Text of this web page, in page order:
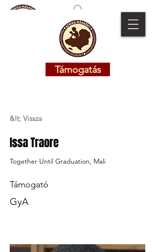
Támogatás
Támogatás
&lt; Vissza
Issa Traore
Together Until Graduation, Mali
Támogató
GyA